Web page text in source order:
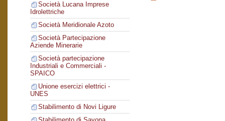
Società Lucana Imprese
Idrolettriche
Società Meridionale Azoto
Società Partecipazione
Aziende Minerarie
Società partecipazione
Industriali e Commerciali -
SPAICO
Unione esercizi elettrici -
UNES
Stabilimento di Novi Ligure